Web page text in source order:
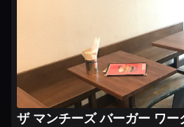
ザ マンチーズ バーガー ワー